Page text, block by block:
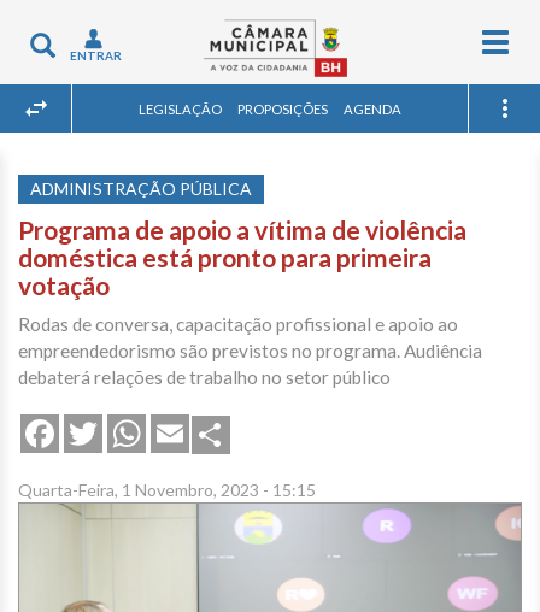
Toggle
navigation
ENTRAR
LEGISLAÇÃO PROPOSIÇÕES AGENDA
ADMINISTRAÇÃO PÚBLICA
Programa de apoio a vítima de violência
doméstica está pronto para primeira
votação
Rodas de conversa, capacitação profissional e apoio ao
empreendedorismo são previstos no programa. Audiência
debaterá relações de trabalho no setor público
FacebookTwitterWhatsApp
Email
Quarta-Feira, 1 Novembro, 2023 - 15:15